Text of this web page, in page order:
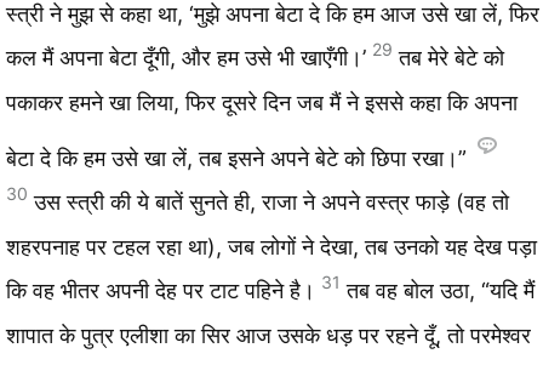
स्त्री ने मुझ से कहा था, ‘मुझे अपना बेटा दे कि हम आज उसे खा लें, फिर
कल मैं अपना बेटा दूँगी, और हम उसे भी खाएँगी।’ 29 तब मेरे बेटे को
पकाकर हमने खा लिया, फिर दूसरे दिन जब मैं ने इससे कहा कि अपना
बेटा दे कि हम उसे खा लें, तब इसने अपने बेटे को छिपा रखा।”
30 उस स्त्री की ये बातें सुनते ही, राजा ने अपने वस्त्र फाड़े (वह तो
शहरपनाह पर टहल रहा था), जब लोगों ने देखा, तब उनको यह देख पड़ा
कि वह भीतर अपनी देह पर टाट पहिने है। 31 तब वह बोल उठा, “यदि मैं
शापात के पुत्र एलीशा का सिर आज उसके धड़ पर रहने दूँ, तो परमेश्‍वर